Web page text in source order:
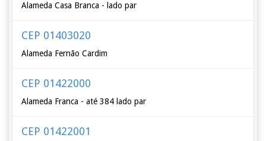
Alameda Casa Branca - lado par
CEP 01403020
Alameda Fernão Cardim
CEP 01422000
Alameda Franca - até 384 lado par
CEP 01422001